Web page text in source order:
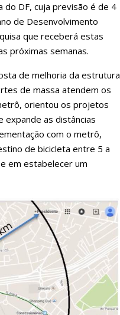
do DF, cuja previsão é de 4
de Desenvolvimento
que receberá estas
próximas semanas.
de melhoria da estrutura
de massa atendem os
orientou os projetos
expande as distâncias
com o metrô,
de bicicleta entre 5 a
em estabelecer um